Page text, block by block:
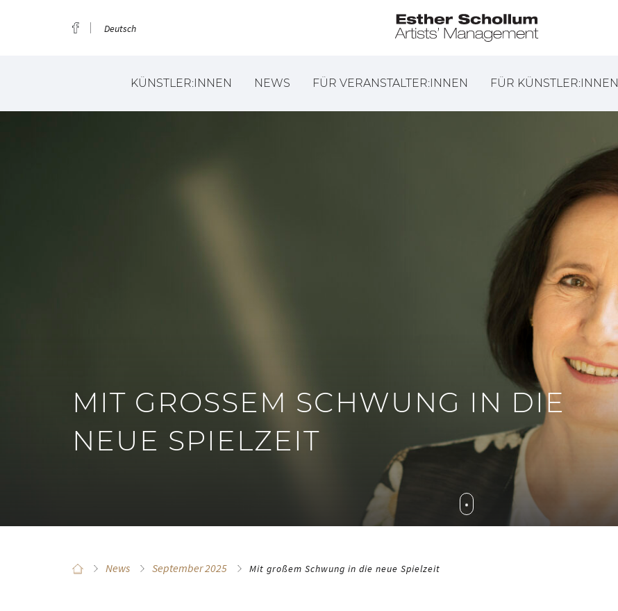
Deutsch
KÜNSTLER:INNEN NEWS FÜR VERANSTALTER:INNEN FÜR KÜNSTLER:INNEN
MIT GROSSEM SCHWUNG IN DIE N
EUE SPIELZEIT
News September 2025 Mit großem Schwung in die neue Spielzeit